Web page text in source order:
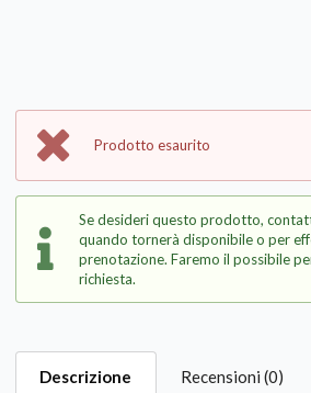
Prodotto esaurito
Se desideri questo prodotto,
quando tornerà disponibile o per
prenotazione. Faremo il possibile
richiesta.
Descrizione Recensioni (0)